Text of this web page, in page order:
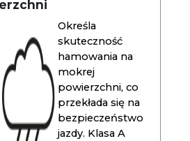
Określa
skuteczność
hamowania na
mokrej
powierzchni, co
przekłada się na
bezpieczeństwo
jazdy. Klasa A